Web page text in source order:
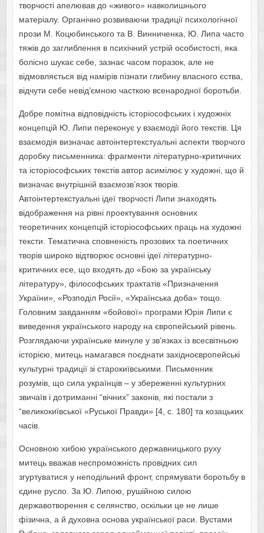
творчості апелював до «живого» навколишнього
матеріалу. Органічно розвиваючи традиції психологічної
прози М. Коцюбинського та В. Винниченка, Ю. Липа часто
тяжів до заглиблення в психічний устрій особистості, яка
болісно шукає себе, зазнає часом поразок, але не
відмовляється від намірів пізнати глибину власного єства,
відчути себе невід’ємною часткою всенародної боротьби.
Добре помітна відповідність історіософських і художніх
концепцій Ю. Липи переконує у взаємодії його текстів. Ця
взаємодія визначає автоінтертекстуальні аспекти творчого
доробку письменника: фрагменти літературно-критичних
та історіософських текстів автор асимілює у художні, що й
визначає внутрішній взаємозв’язок творів.
Автоінтертекстуальні ідеї творчості Липи знаходять
відображення на рівні проектування основних
теоретичних концепцій історіософських праць на художні
тексти. Тематична сповненість прозових та поетичних
творів широко відтворює основні ідеї літературно-
критичних есе, що входять до «Бою за українську
літературу», філософських трактатів «Призначення
України», «Розподіл Росії», «Українська доба» тощо.
Головним завданням «бойової» програми Юрія Липи є
виведення українського народу на європейський рівень.
Розглядаючи українське минуле у зв’язках із всесвітньою
історією, митець намагався поєднати західноєвропейські
культурні традиції зі старокиївськими. Письменник
розумів, що сила українців – у збереженні культурних
звичаїв і дотриманні “вічних” законів, які постали з
“великокиївської «Руської Правди» [4, с. 180] та козацьких
часів.
Основною хибою українського державницького руху
митець вважав неспроможність провідних сил
згуртуватися у неподільний фронт, спрямувати боротьбу в
єдине русло. За Ю. Липою, рушійною силою
державотворення є селянство, оскільки це не лише
фізична, а й духовна основа української раси. Вустами